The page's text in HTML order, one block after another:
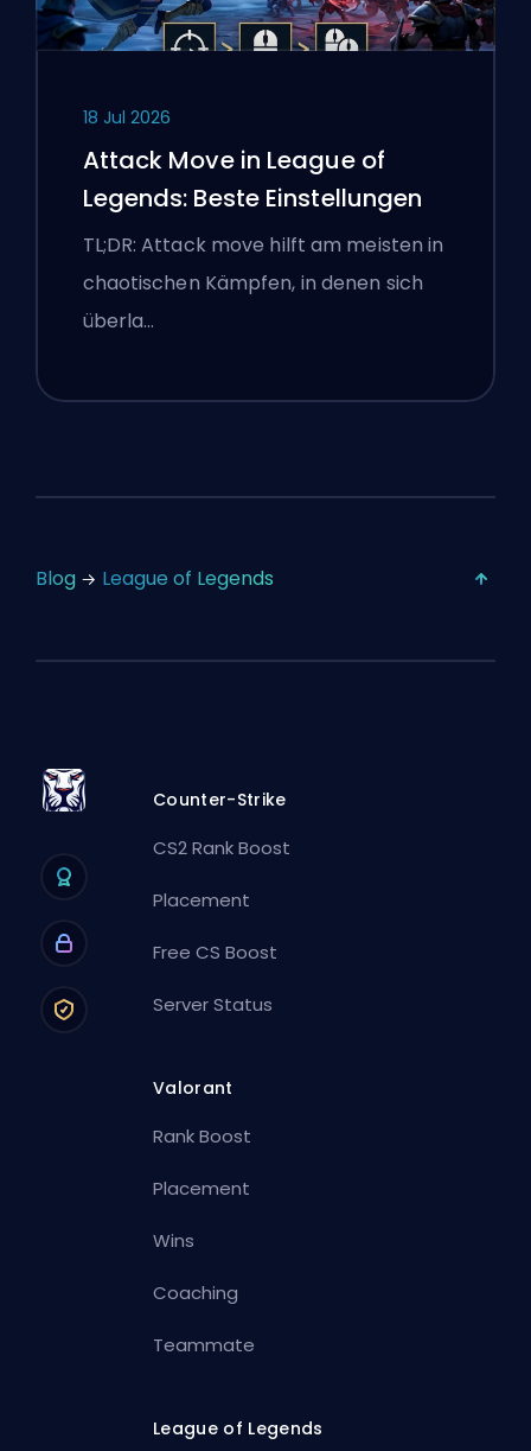
18 Jul 2026
Attack Move in League of
Legends: Beste Einstellungen
TL;DR: Attack move hilft am meisten in
chaotischen Kämpfen, in denen sich
überla…
Blog League of Legends
Counter-Strike
CS2 Rank Boost
Placement
Free CS Boost
Server Status
Valorant
Rank Boost
Placement
Wins
Coaching
Teammate
League of Legends